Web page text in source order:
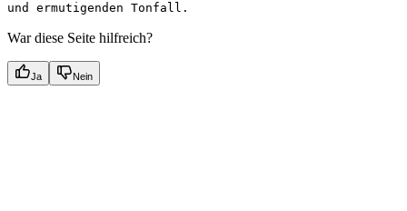
und ermutigenden Tonfall.
War diese Seite hilfreich?
Ja Nein